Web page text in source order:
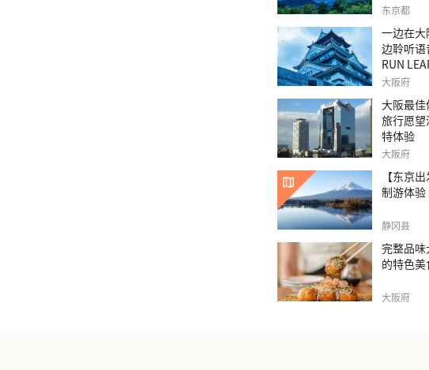
之旅。
东京都
一边在
边聆听
RUN
史。
大阪府
大阪最
旅行愿望
特体验
大阪府
【东京
制游体验
静冈县
完整品
的特色美
大阪府